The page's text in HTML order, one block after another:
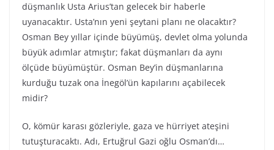
düşmanlık Usta Arius’tan gelecek bir haberle
uyanacaktır. Usta’nın yeni şeytani planı ne olacaktır?
Osman Bey yıllar içinde büyümüş, devlet olma yolunda
büyük adımlar atmıştır; fakat düşmanları da aynı
ölçüde büyümüştür. Osman Bey’in düşmanlarına
kurduğu tuzak ona İnegöl’ün kapılarını açabilecek
midir?
O, kömür karası gözleriyle, gaza ve hürriyet ateşini
tutuşturacaktı. Adı, Ertuğrul Gazi oğlu Osman’dı…